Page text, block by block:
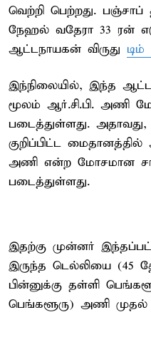
வெற்றி பெற்றது. பஞ்சாப்
நேஹல் வதேரா 33 ரன்
ஆட்டநாயகன் விருது டிம்
இந்நிலையில், இந்த
மூலம் ஆர்.சி.பி. அணி
படைத்துள்ளது. அதாவது,
குறிப்பிட்ட
அணி என்ற மோசமான
படைத்துள்ளது.
இதற்கு முன்னர்
இருந்த டெல்லியை (45
பின்னுக்கு தள்ளி
பெங்களூரு) அணி முதல்